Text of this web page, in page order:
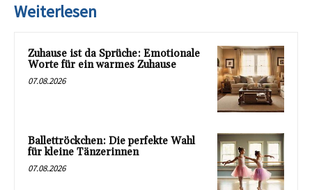
Weiterlesen
Zuhause ist da Sprüche: Emotionale
Worte für ein warmes Zuhause
07.08.2026
Ballettröckchen: Die perfekte Wahl
für kleine Tänzerinnen
07.08.2026